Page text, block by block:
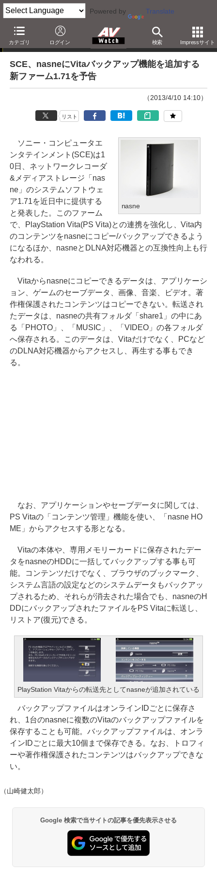
Powered by Translate
カテゴリ ログイン 検索 Impressサイト
ニュース
SCE、nasneにVitaバックアップ機能を追加する
新ファーム1.71を予告
（2013/4/10 14:10）
リスト
nasne
ソニー・コンピュータエ
ンタテインメント(SCE)は1
0日、ネットワークレコーダ
&メディアストレージ「nas
ne」のシステムソフトウェ
ア1.71を近日中に提供する
と発表した。このファーム
で、PlayStation Vita(PS Vita)との連携を強化し、Vita内
のコンテンツをnasneにコピー/バックアップできるよう
になるほか、nasneとDLNA対応機器との互換性向上も行
なわれる。
Vitaからnasneにコピーできるデータは、アプリケーシ
ョン、ゲームのセーブデータ、画像、音楽、ビデオ。著
作権保護されたコンテンツはコピーできない。転送され
たデータは、nasneの共有フォルダ「share1」の中にあ
る「PHOTO」、「MUSIC」、「VIDEO」の各フォルダ
へ保存される。このデータは、Vitaだけでなく、PCなど
のDLNA対応機器からアクセスし、再生する事もでき
る。
なお、アプリケーションやセーブデータに関しては、
PS Vitaの「コンテンツ管理」機能を使い、「nasne HO
ME」からアクセスする形となる。
Vitaの本体や、専用メモリーカードに保存されたデー
タをnasneのHDDに一括してバックアップする事も可
能。コンテンツだけでなく、ブラウザのブックマーク、
システム言語の設定などのシステムデータもバックアッ
プされるため、それらが消去された場合でも、nasneのH
DDにバックアップされたファイルをPS Vitaに転送し、
リストア(復元)できる。
PlayStation Vitaからの転送先としてnasneが追加されている
バックアップファイルはオンラインIDごとに保存さ
れ、1台のnasneに複数のVitaのバックアップファイルを
保存することも可能。バックアップファイルは、オンラ
インIDごとに最大10個まで保存できる。なお、トロフィ
ーや著作権保護されたコンテンツはバックアップできな
い。
（山崎健太郎）
Google 検索で当サイトの記事を優先表示させる